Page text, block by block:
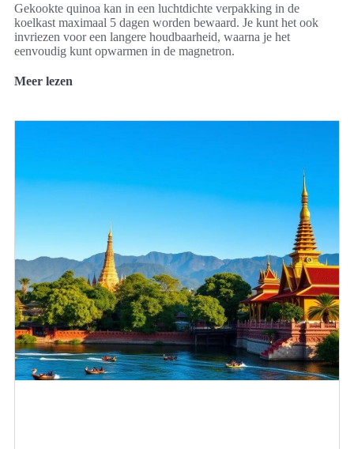
Gekookte quinoa kan in een luchtdichte verpakking in de
koelkast maximaal 5 dagen worden bewaard. Je kunt het ook
invriezen voor een langere houdbaarheid, waarna je het
eenvoudig kunt opwarmen in de magnetron.
Meer lezen